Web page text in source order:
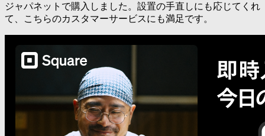
ジャパネットで購入しました。設置の手直しにも応じてくれ
て、こちらのカスタマーサービスにも満足です。